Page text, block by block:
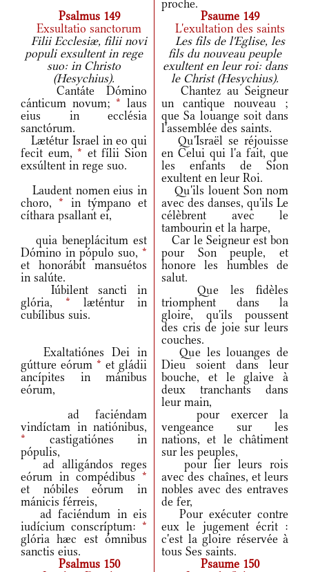
proche.
Psalmus 149
Psaume 149
Exsultatio sanctorum
L'exultation des saints
Filii Ecclesiæ, filii novi
populi exsultent in rege
suo: in Christo
(Hesychius).
Les fils de l'Eglise, les
fils du nouveau peuple
exultent en leur roi: dans
le Christ (Hesychius).
Cantáte Dómino
cánticum novum;* laus
eius in ecclésia
sanctórum.
Chantez au Seigneur
un cantique nouveau ;
que Sa louange soit dans
l'assemblée des saints.
Lætétur Israel in eo qui
fecit eum,* et fílii Sion
exsúltent in rege suo.
Qu'Israël se réjouisse
en Celui qui l'a fait, que
les enfants de Sion
exultent en leur Roi.
Laudent nomen eius in
choro,* in týmpano et
cíthara psallant ei,
Qu'ils louent Son nom
avec des danses, qu'ils Le
célèbrent avec le
tambourin et la harpe,
quia beneplácitum est
Dómino in pópulo suo, *
et honorábit mansuétos
in salúte.
Car le Seigneur est bon
pour Son peuple, et
honore les humbles de
salut.
Iúbilent sancti in
glória, * læténtur in
cubílibus suis.
Que les fidèles
triomphent dans la
gloire, qu'ils poussent
des cris de joie sur leurs
couches.
Exaltatiónes Dei in
gútture eórum * et gládii
ancípites in mánibus
eórum,
Que les louanges de
Dieu soient dans leur
bouche, et le glaive à
deux tranchants dans
leur main,
ad faciéndam
vindíctam in natiónibus,
* castigatiónes in
pópulis,
pour exercer la
vengeance sur les
nations, et le châtiment
sur les peuples,
ad alligándos reges
eórum in compédibus *
et nóbiles eórum in
mánicis férreis,
pour lier leurs rois
avec des chaînes, et leurs
nobles avec des entraves
de fer,
ad faciéndum in eis
iudícium conscríptum: *
glória hæc est ómnibus
sanctis eius.
Pour exécuter contre
eux le jugement écrit :
c'est la gloire réservée à
tous Ses saints.
Psalmus 150
Psaume 150